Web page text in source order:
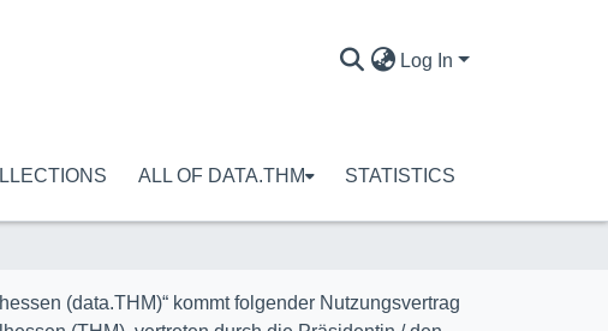
Log In
ALL OF DATA.THM STATISTICS
(data.THM)“ kommt folgender Nutzungsvertrag